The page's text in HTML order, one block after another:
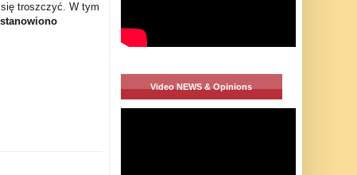
troszczyć. W tym
Video NEWS & Opinions